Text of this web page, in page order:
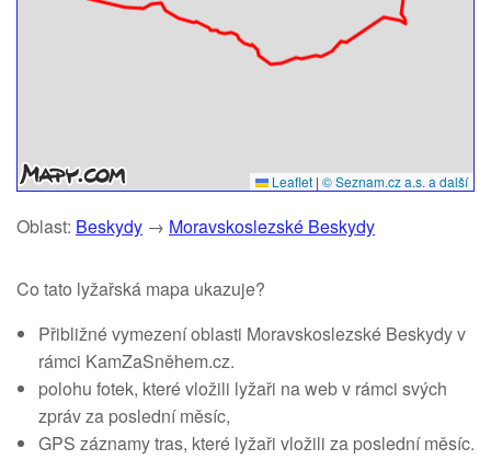
Leaflet | © Seznam.cz a.s. a další
Oblast: Beskydy → Moravskoslezské Beskydy
Co tato lyžařská mapa ukazuje?
Přibližné vymezení oblasti Moravskoslezské Beskydy v
rámci KamZaSněhem.cz.
polohu fotek, které vložili lyžaři na web v rámci svých
zpráv za poslední měsíc,
GPS záznamy tras, které lyžaři vložili za poslední měsíc.